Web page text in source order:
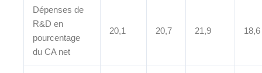
Dépenses de
R&D en
pourcentage
du CA net
20,1 20,7 21,9 18,6